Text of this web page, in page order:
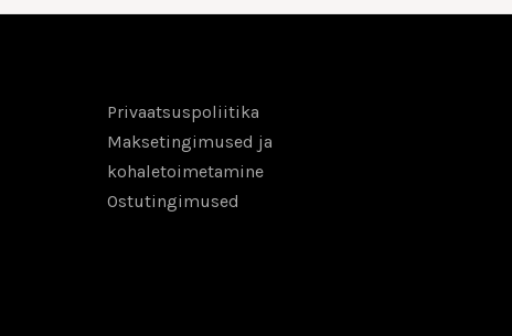
Privaatsuspoliitika
Maksetingimused ja
kohaletoimetamine
Ostutingimused